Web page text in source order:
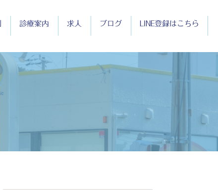
診療案内 求人 ブログ LINE登録はこちら